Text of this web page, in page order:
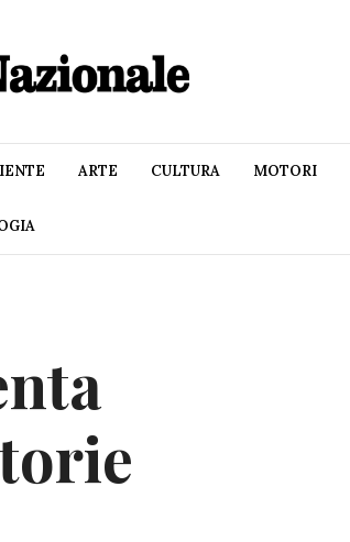
ARTE CULTURA MOTORI